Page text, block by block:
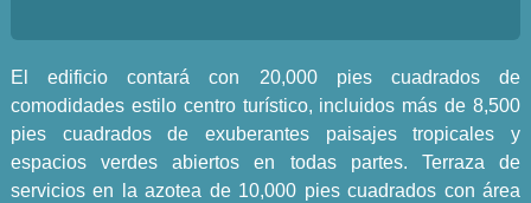
El edificio contará con 20,000 pies cuadrados de
comodidades estilo centro turístico, incluidos más de 8,500
pies cuadrados de exuberantes paisajes tropicales y
espacios verdes abiertos en todas partes. Terraza de
servicios en la azotea de 10,000 pies cuadrados con área